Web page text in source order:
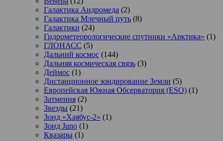
Галактика Андромеда (2)
Галактика Млечный путь (8)
Галактики (24)
Гидрометеорологические спутники «Арктика» (1)
ГЛОНАСС (5)
Дальний космос (144)
Дальняя космическая связь (3)
Деймос (1)
Дистанционное зондирование Земли (5)
Европейская Южная Обсерватория (ESO) (1)
Затмения (2)
Звезды (21)
Зонд «Хаябус-2» (1)
Зонд Juno (1)
Квазары (1)